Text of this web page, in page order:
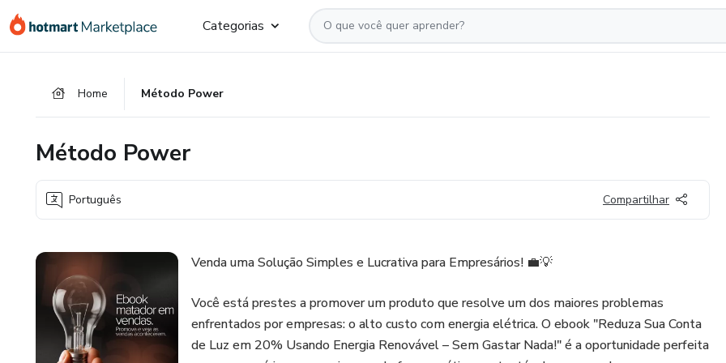
para
para
para
Categorias
Home Método Power
Método Power
Português Compartilhar
Venda uma Solução Simples e Lucrativa para Empresários! 💼💡
Você está prestes a promover um produto que resolve um dos maiores problemas
enfrentados por empresas: o alto custo com energia elétrica. O ebook "Reduza Sua Conta
de Luz em 20% Usando Energia Renovável – Sem Gastar Nada!" é a oportunidade perfeita